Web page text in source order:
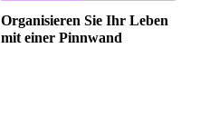
Organisieren Sie Ihr Leben
mit einer Pinnwand